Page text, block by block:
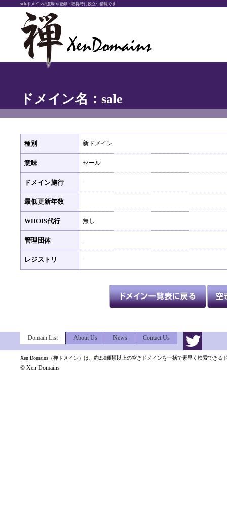
saleドメインの意味や登録・取得時に役立つ情報です
ドメイン名：sale
種別 新ドメイン
意味 セール
ドメイン施行 -
最低更新年数
WHOIS代行 無し
管理団体 -
レジストリ -
Domain List About Us News Contact Us
Xen Domains（禅ドメイン）は、約250種類以上の空きドメインを一括で素早く検索できる
© Xen Domains